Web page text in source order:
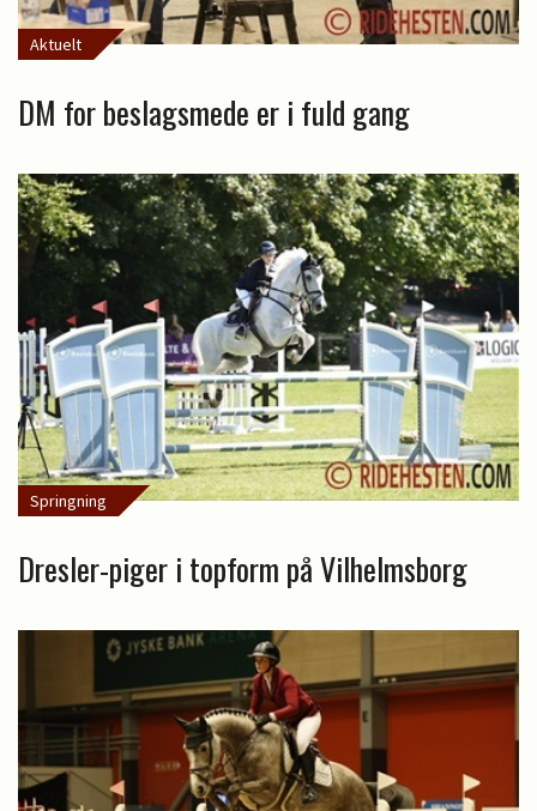
Aktuelt
DM for beslagsmede er i fuld gang
Springning
Dresler-piger i topform på Vilhelmsborg